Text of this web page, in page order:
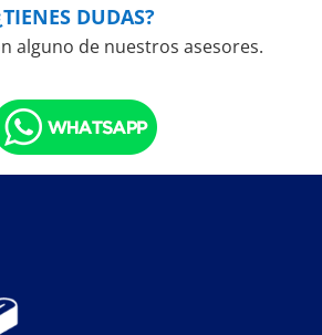
DUDAS?
alguno de nuestros asesores.